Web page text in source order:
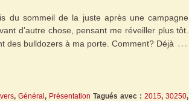
du sommeil de la juste après une campagne
d’autre chose, pensant me réveiller plus tôt.
des bulldozers à ma porte. Comment? Déjà …
,Général, Présentation Tagués avec :2015,30250,